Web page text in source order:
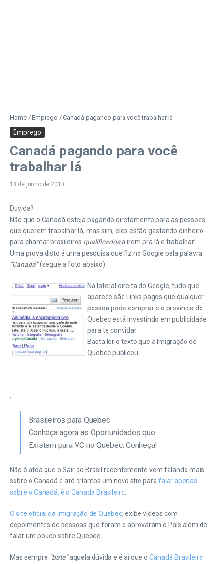
Home / Emprego / Canadá pagando para você trabalhar lá
Emprego
Canadá pagando para você
trabalhar lá
18 de junho de 2010
Duvida?
Não que o Canadá esteja pagando diretamente para as pessoas
que querem trabalhar lá, mas sim, eles estão gastando dinheiro
para chamar brasileiros qualificadosa irem pra lá e trabalhar!
Uma prova disto é uma pesquisa que fiz no Google pela palavra
“Canadá”(segue a foto abaixo).
Na lateral direita do Google, tudo que
aparece são Links pagos que qualquer
pessoa pode comprar e a província de
Quebec está investindo em publicidade
para te convidar.
Basta ler o texto que a Imigração de
Quebec publicou:
Brasileiros para Quebec
Conheça agora as Oportunidades que
Existem para VC no Quebec. Conheça!
Não é atoa que o Sair do Brasil recentemente vem falando mais
sobre o Canadá e até criamos um novo site para falar apenas
sobre o Canadá, é o Canada Brasileiro
O site oficial da Imigração de Quebec, exibe vídeos com
depoimentos de pessoas que foram e aprovaram o País além de
falar um pouco sobre Quebec.
Mas sempre “bate”aquela dúvida e é aí que o Canadá Brasileiro